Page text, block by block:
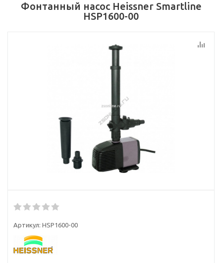
Фонтанный насос Heissner Smartline
HSP1600-00
Артикул: HSP1600-00